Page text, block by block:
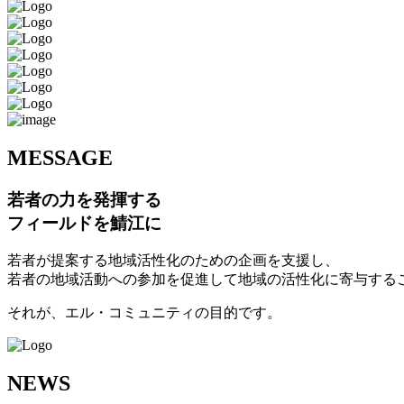
MESSAGE
若者の力を発揮する
フィールドを鯖江に
若者が提案する地域活性化のための企画を支援し、
若者の地域活動への参加を促進して地域の活性化に寄与する
それが、エル・コミュニティの目的です。
NEWS